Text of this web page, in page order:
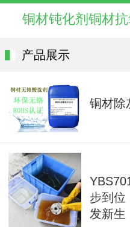
铜材钝化剂铜材
产品展示
铜材除
步到位
发新生